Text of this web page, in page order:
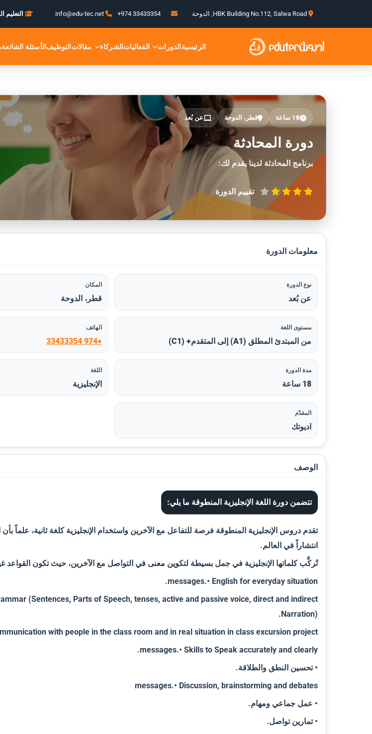
HBK Building No.112, Salwa Road, الدوحة +974 33433354 التعليم
الرئيسيةالدورات الفعالياتالشركاء مقالات التوظيف الأسئلة الشائعة
18 ساعة قطر، الدوحة عن بُعد
دورة المحادثة
برنامج المحادثة لدينا يقدم لك:
تقييم الدورة
معلومات الدورة
نوع الدورة
عن بُعد
المكان
قطر، الدوحة
مستوى اللغة
من المبتدئ المطلق (A1) إلى المتقدم+ (C1)
الهاتف
+974 33433354
مدة الدورة
18 ساعة
اللغة
الإنجليزية
المقدّم
اديوتك
الوصف
تتضمن دورة اللغة الإنجليزية المنطوقة ما يلي:
تقدم دروس الإنجليزية المنطوقة فرصة للتفاعل مع الآخرين واستخدام الإنجليزية كلغة ثانية، علماً بأن
انتشاراً في العالم.
تُركَّب كلماتها الإنجليزية في جمل بسيطة لتكوين معنى في التواصل مع الآخرين، حيث تكون القواعد
messages.• English for everyday situation.
(Sentences, Parts of Speech, tenses, active and passive voice, direct and indirect
Narration).
with people in the class room and in real situation in class excursion project.
messages.• Skills to Speak accurately and clearly.
• تحسين النطق والطلاقة.
messages.• Discussion, brainstorming and debates
• عمل جماعي ومهام.
• تمارين تواصل.